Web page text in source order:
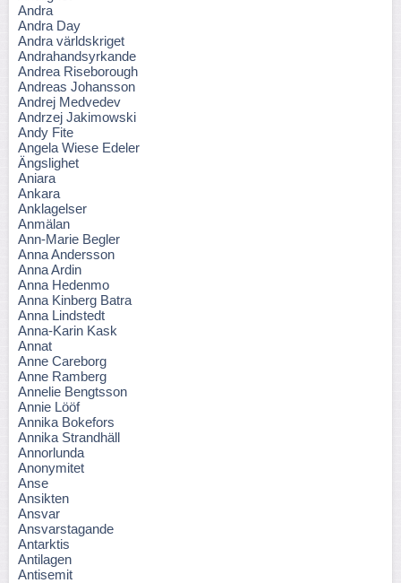
Andra
Andra Day
Andra världskriget
Andrahandsyrkande
Andrea Riseborough
Andreas Johansson
Andrej Medvedev
Andrzej Jakimowski
Andy Fite
Angela Wiese Edeler
Ängslighet
Aniara
Ankara
Anklagelser
Anmälan
Ann-Marie Begler
Anna Andersson
Anna Ardin
Anna Hedenmo
Anna Kinberg Batra
Anna Lindstedt
Anna-Karin Kask
Annat
Anne Careborg
Anne Ramberg
Annelie Bengtsson
Annie Lööf
Annika Bokefors
Annika Strandhäll
Annorlunda
Anonymitet
Anse
Ansikten
Ansvar
Ansvarstagande
Antarktis
Antilagen
Antisemit